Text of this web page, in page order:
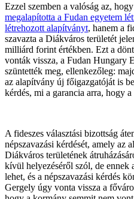
Ezzel szemben a valóság az,
megalapította a Fudan egyetem
létrehozott alapítványt, hanem a
szavazta a Diákváros területét
milliárd forint értékben. Ezt a
vonták vissza, a Fudan Hungary
szüntették meg, ellenkezőleg:
az alapítvány új főigazgatóját is
kérdés, mi a garancia arra, hogy
A fideszes választási bizottság
népszavazási kérdését, amely az
Diákváros területének
kívül helyezéséről szól, de ennek
lehet, és a népszavazási kérdés
Gergely úgy vonta vissza a